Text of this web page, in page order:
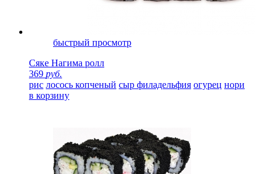
быстрый просмотр
Сяке Нагима ролл
369 руб.
рис лосось копченый сыр филадельфия огурец нори
в корзину